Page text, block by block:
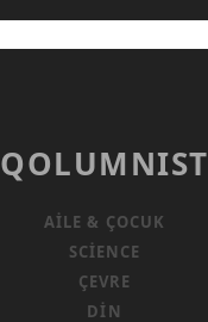
QOLUMNIST
AILE & ÇOCUK
SCIENCE
ÇEVRE
DIN